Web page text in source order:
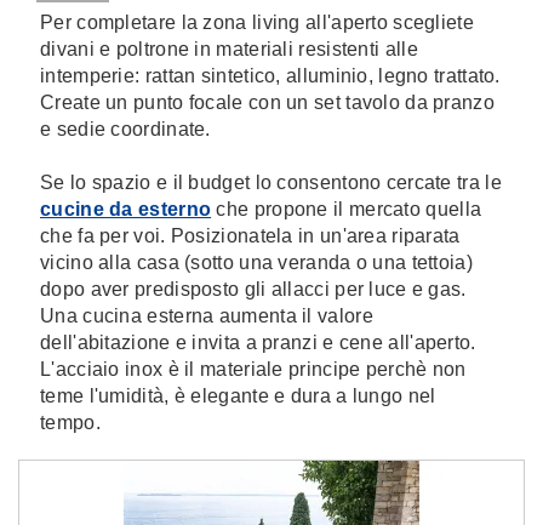
Per completare la zona living all'aperto scegliete
divani e poltrone in materiali resistenti alle
intemperie: rattan sintetico, alluminio, legno trattato.
Create un punto focale con un set tavolo da pranzo
e sedie coordinate.
Se lo spazio e il budget lo consentono cercate tra le
cucine da esterno che propone il mercato quella
che fa per voi. Posizionatela in un'area riparata
vicino alla casa (sotto una veranda o una tettoia)
dopo aver predisposto gli allacci per luce e gas.
Una cucina esterna aumenta il valore
dell'abitazione e invita a pranzi e cene all'aperto.
L'acciaio inox è il materiale principe perchè non
teme l'umidità, è elegante e dura a lungo nel
tempo.